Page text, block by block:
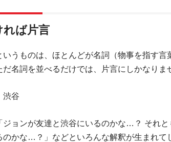
れば片言
いうものは、ほとんどが名詞（物事を指す言
名詞を並べるだけでは、片言にしかなりま
渋谷
ジョンが友達と渋谷にいるのかな…？ それ
のかな…？」などといろんな解釈が生まれて